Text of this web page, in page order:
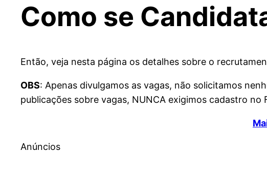
Como se
Então, veja nesta página os detalhes sobre o
OBS: Apenas divulgamos as vagas, não solicitamos
publicações sobre vagas, NUNCA exigimos cadastro
Anúncios